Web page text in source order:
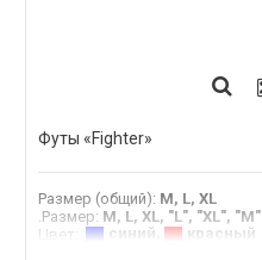
Футы «Fighter»
Размер (общий): M, L, XL
.Размер: M, L, XL, "L", "XL", "М"
Цвет
синий красный